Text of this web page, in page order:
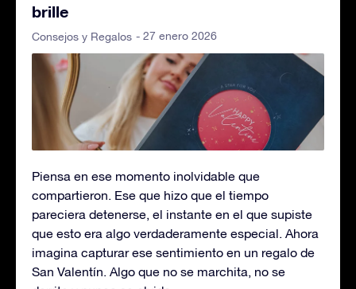
brille
Consejos y Regalos - 27 enero 2026
Piensa en ese momento inolvidable que
compartieron. Ese que hizo que el tiempo
pareciera detenerse, el instante en el que supiste
que esto era algo verdaderamente especial. Ahora
imagina capturar ese sentimiento en un regalo de
San Valentín. Algo que no se marchita, no se